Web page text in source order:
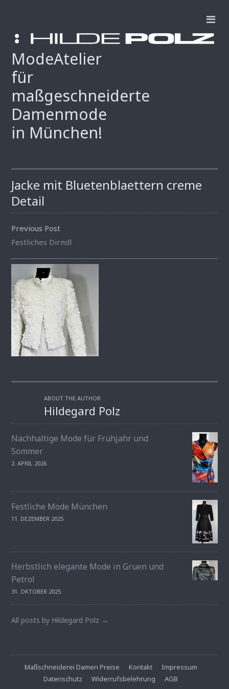
ModeAtelier
für
maßgeschneiderte
Damenmode
in München!
Jacke mit Bluetenblaettern creme
Detail
Previous Post
Festliches Dirndl
ABOUT THE AUTHOR
Hildegard Polz
Nachhaltige Mode für Frühjahr und
Sommer
2. APRIL 2026
Festliche Mode München
11. DEZEMBER 2025
Herbstlich elegante Mode in Gruen und
Petrol
31. OKTOBER 2025
All posts by Hildegard Polz →
Maßschneiderei Damen Preise Kontakt
Impressum
Datenschutz
Widerrufsbelehrung AGB